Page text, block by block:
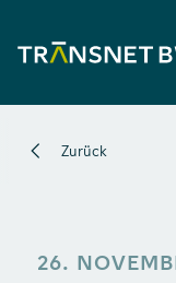
Zurück
26.